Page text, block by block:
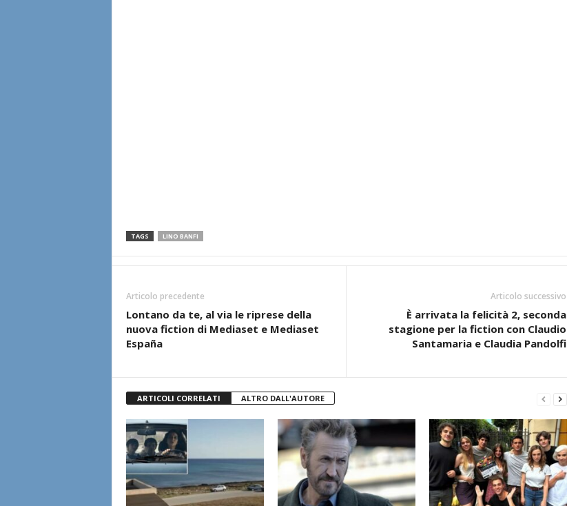
TAGS LINO BANFI
Articolo precedente
Lontano da te, al via le riprese della
nuova fiction di Mediaset e Mediaset
España
Articolo successivo
È arrivata la felicità 2, seconda
stagione per la fiction con Claudio
Santamaria e Claudia Pandolfi
ARTICOLI CORRELATI ALTRO DALL'AUTORE